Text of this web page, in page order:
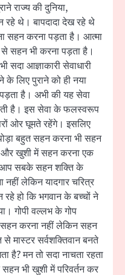
राज्य की दुनिया,
रहे थे। बापदादा देख रहे थे
सहन करना पड़ता है। आत्मा
सहन भी करना पड़ता है।
सदा आज्ञाकारी सेवाधारी
लिए पुराने को ही नया
पड़ता है। अभी की यह सेवा
है। इस सेवा के फलस्वरूप
ओर घूमते रहेंगे। इसलिए
बहुत सहन करना भी सहन
और खुशी में सहन करना एक
आप सबके सहन शक्ति के
नहीं लेकिन यादगार चरित्र
हो कि भगवान के बच्चों ने
गोपी वल्लभ के गोप
सहन करना नहीं लेकिन सहन
मास्टर सर्वशक्तिवान बनते
है? मन तो सदा नाचता रहता
भी खुशी में परिवर्तन कर